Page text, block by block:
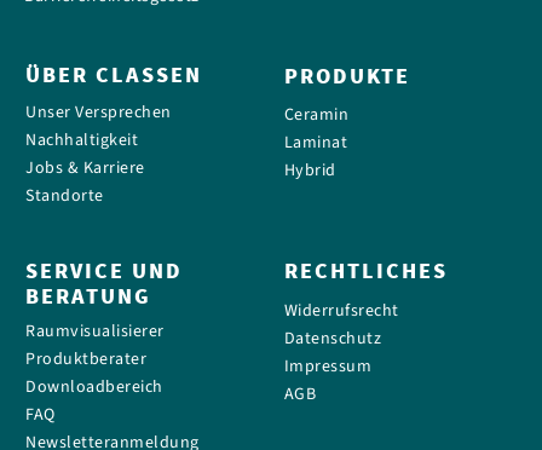
ÜBER CLASSEN
Unser Versprechen
Nachhaltigkeit
Jobs & Karriere
Standorte
PRODUKTE
Ceramin
Laminat
Hybrid
SERVICE UND
BERATUNG
Raumvisualisierer
Produktberater
Downloadbereich
FAQ
Newsletteranmeldung
RECHTLICHES
Widerrufsrecht
Datenschutz
Impressum
AGB